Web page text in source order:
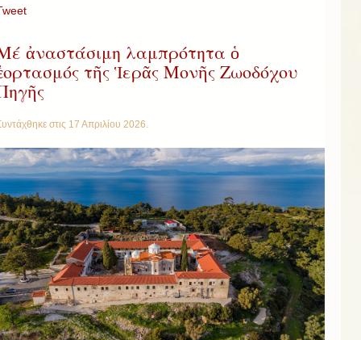
ἀναστάσιμη λαμπρότητα ὁ
τῆς Ἱερᾶς Μονῆς Ζωοδόχου
στις 17 Απριλίου 2026.